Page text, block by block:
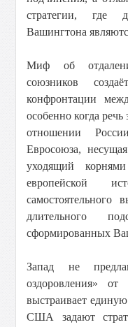
стратегии, где
Вашингтона
Миф об
союзников
конфронтации
особенно когда
отношении
Евросоюза,
уходящий
европейской
самостоятельного
длительного
сформированных
Запад не
оздоровления» от
выстраивает
США задают